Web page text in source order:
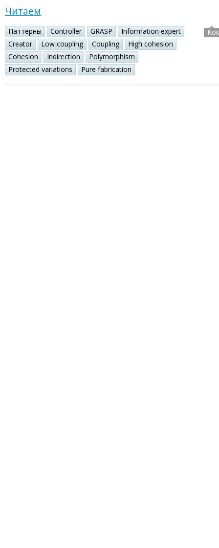
Читаем
Паттерны Controller GRASP
Information expert
Creator
Low coupling Coupling
High cohesion
Cohesion
Indirection
Polymorphism
Protected variations
Pure fabrication